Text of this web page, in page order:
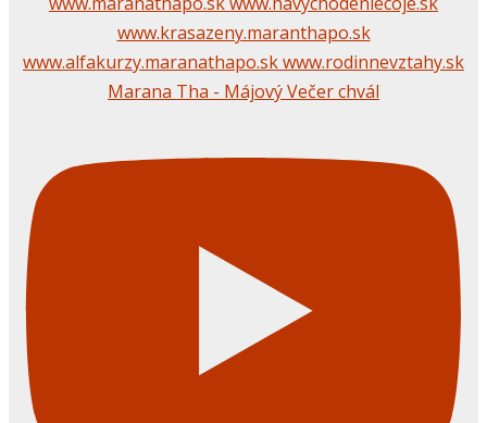
Marana Tha - Májový Večer chvál